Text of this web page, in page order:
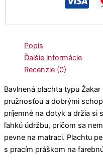
Popis
Ďalšie informácie
Recenzie (0)
Bavlnená plachta typu
pružnosťou a dobrými
príjemné na dotyk a držia si
ľahkú údržbu, pričom sa
pevne na matraci. Plachtu
s pracím práškom na